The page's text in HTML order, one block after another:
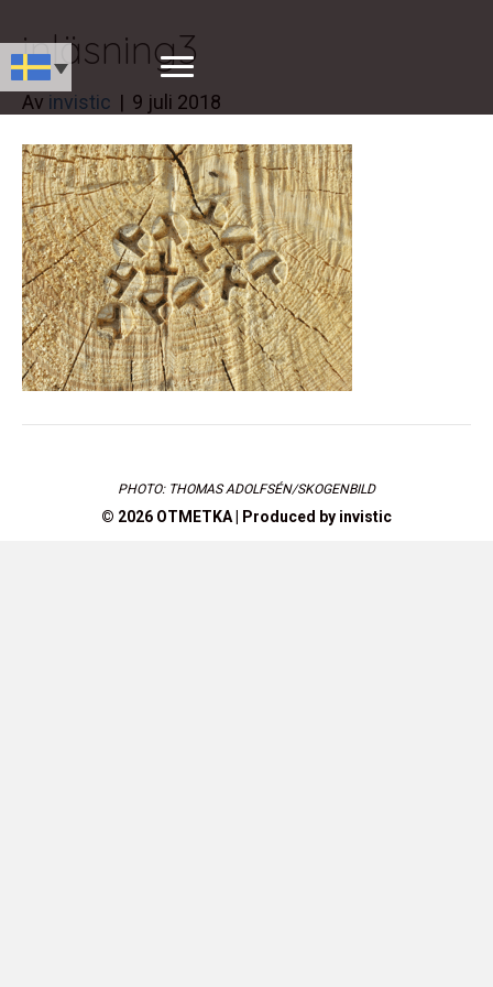
inläsning3
Av invistic | 9 juli 2018
PHOTO: THOMAS ADOLFSÉN/SKOGENBILD
© 2026 OTMETKA | Produced by invistic